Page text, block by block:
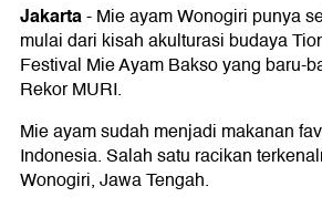
Jakarta-Mie ayam Wonogiri punya
mulai dari kisah akulturasi budaya
Festival Mie Ayam Bakso yang baru-
Rekor MURI.
Mie ayam sudah menjadi makanan
Indonesia. Salah satu racikan
Wonogiri, Jawa Tengah.